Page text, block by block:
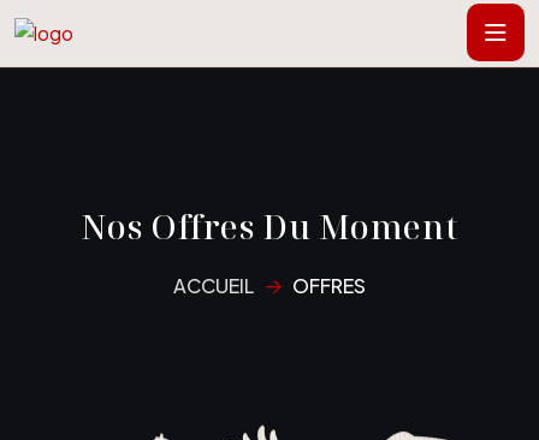
Nos Offres Du Moment
ACCUEIL OFFRES